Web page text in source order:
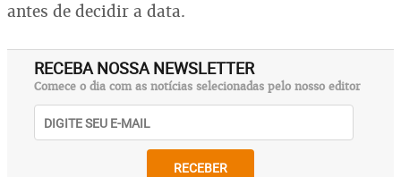
antes de decidir a data.
RECEBA NOSSA NEWSLETTER
Comece o dia com as notícias selecionadas pelo nosso editor
RECEBER